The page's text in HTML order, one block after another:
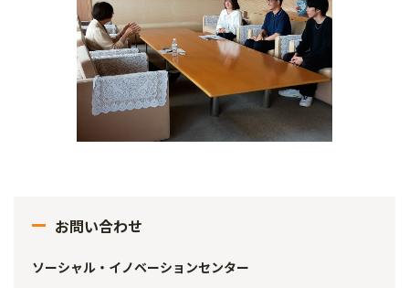
お問い合わせ
ソーシャル・イノベーションセンター